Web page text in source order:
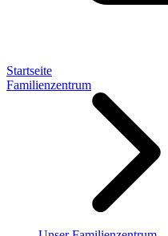
Startseite
Familienzentrum